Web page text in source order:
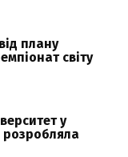
плану
світу
у
розробляла